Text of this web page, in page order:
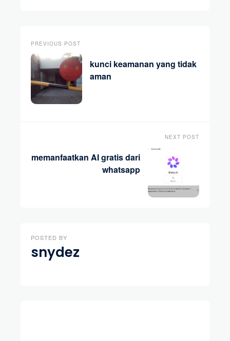
PREVIOUS POST
kunci keamanan yang tidak
aman
NEXT POST
memanfaatkan AI gratis dari
whatsapp
POSTED BY
snydez